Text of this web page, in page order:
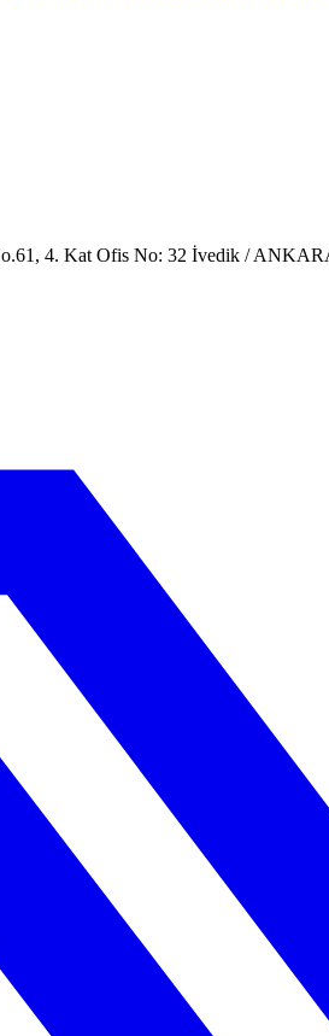
4. Kat Ofis No: 32 İvedik /